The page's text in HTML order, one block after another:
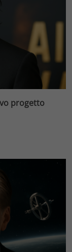
progetto